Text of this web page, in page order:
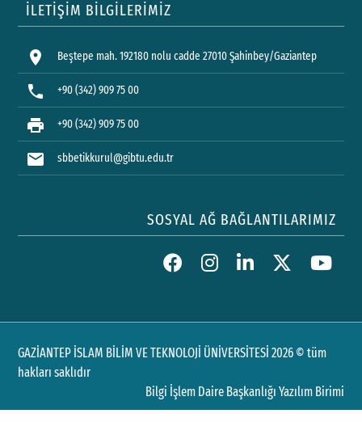
İLETİŞİM BİLGİLERİMİZ
location_on Beştepe mah. 192180 nolu cadde 27010 Şahinbey/Gaziantep
phone +90 (342) 909 75 00
print +90 (342) 909 75 00
mail sbbetikkurul@gibtu.edu.tr
SOSYAL AĞ BAĞLANTILARIMIZ
GAZİANTEP İSLAM BİLİM VE TEKNOLOJİ ÜNİVERSİTESİ 2026 © tüm
hakları saklıdır
Bilgi İşlem Daire Başkanlığı Yazılım Birimi